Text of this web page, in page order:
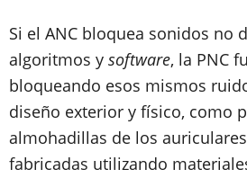
Si el ANC bloquea sonidos no
algoritmos y software, la PNC
bloqueando esos mismos
diseño exterior y físico, como
almohadillas de los
fabricadas utilizando